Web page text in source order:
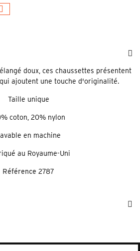
doux, ces chaussettes présentent
ajoutent une touche d'originalité.
Taille unique
coton, 20% nylon
en machine
au Royaume-Uni
Référence 2787